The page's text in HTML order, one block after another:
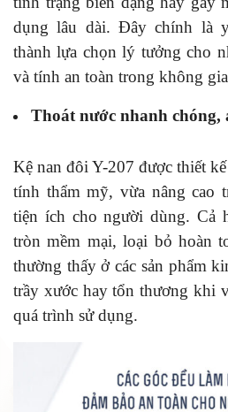
dụng lâu dài. Đây chính là
thành lựa chọn lý tưởng cho
và tính an toàn trong không
Thoát nước nhanh chóng,
Kệ nan đôi Y-207 được thiết
tính thẩm mỹ, vừa nâng cao
tiện ích cho người dùng. Cả
tròn mềm mại, loại bỏ hoàn
thường thấy ở các sản phẩm
trầy xước hay tổn thương khi
quá trình sử dụng.